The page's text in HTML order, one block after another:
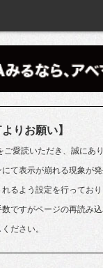
りお願い】
愛読いただき、誠にあ
て表示が崩れる現象が
るよう設定を行ってお
ですがページの再読み
ださい。